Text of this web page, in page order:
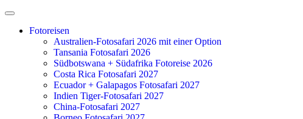
Zum
springenFotoreisen
Australien-Fotosafari 2026 mit einer Option
Tansania Fotosafari 2026
Südbotswana + Südafrika Fotoreise 2026
Costa Rica Fotosafari 2027
Ecuador + Galapagos Fotosafari 2027
Indien Tiger-Fotosafari 2027
China-Fotosafari 2027